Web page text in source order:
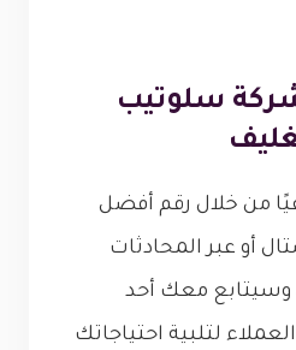
سلوتيب
من خلال رقم أفضل
أو عبر المحادثات
وسيتابع معك أحد
لتلبية احتياجاتك